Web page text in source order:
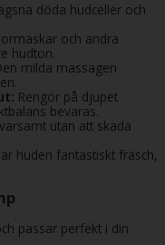
döda hudceller och
och andra
hudton.
milda massagen
Rengör på djupet
bevaras.
utan att skada
huden fantastiskt fräsch,
passar perfekt i din